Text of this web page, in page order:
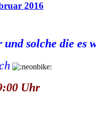
2016
solche die es
Uhr